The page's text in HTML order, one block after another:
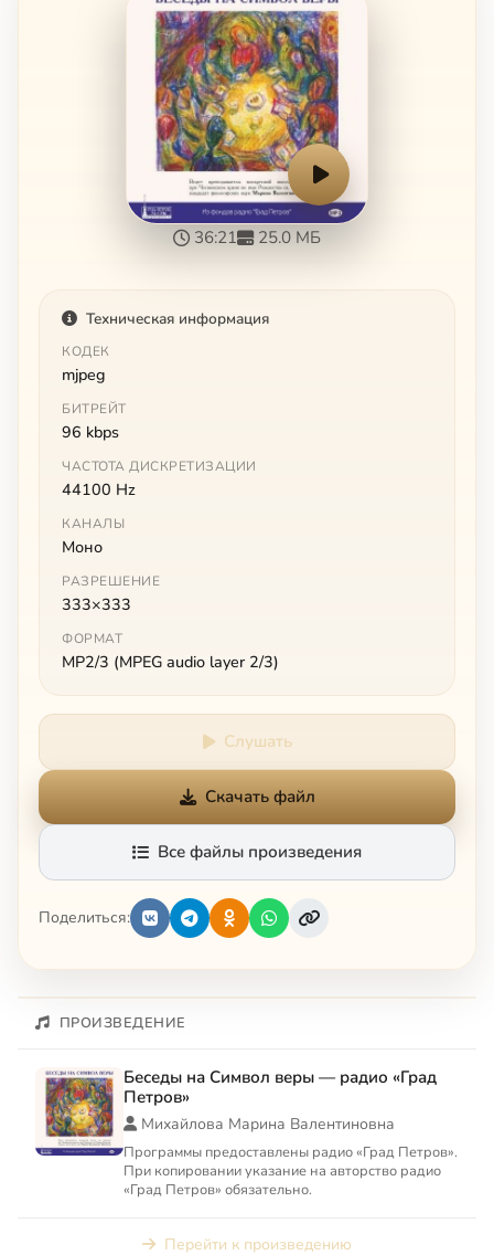
36:21 25.0 МБ
Техническая информация
КОДЕК
mjpeg
БИТРЕЙТ
96 kbps
ЧАСТОТА ДИСКРЕТИЗАЦИИ
44100 Hz
КАНАЛЫ
Моно
РАЗРЕШЕНИЕ
333×333
ФОРМАТ
MP2/3 (MPEG audio layer 2/3)
Слушать
Скачать файл
Все файлы произведения
Поделиться:
ПРОИЗВЕДЕНИЕ
Беседы на Символ веры — радио «Град
Петров»
Михайлова Марина Валентиновна
Программы предоставлены радио «Град Петров».
При копировании указание на авторство радио
«Град Петров» обязательно.
Перейти к произведению